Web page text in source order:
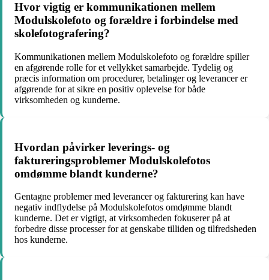
Hvor vigtig er kommunikationen mellem
Modulskolefoto og forældre i forbindelse med
skolefotografering?
Kommunikationen mellem Modulskolefoto og forældre spiller
en afgørende rolle for et vellykket samarbejde. Tydelig og
præcis information om procedurer, betalinger og leverancer er
afgørende for at sikre en positiv oplevelse for både
virksomheden og kunderne.
Hvordan påvirker leverings- og
faktureringsproblemer Modulskolefotos
omdømme blandt kunderne?
Gentagne problemer med leverancer og fakturering kan have
negativ indflydelse på Modulskolefotos omdømme blandt
kunderne. Det er vigtigt, at virksomheden fokuserer på at
forbedre disse processer for at genskabe tilliden og tilfredsheden
hos kunderne.